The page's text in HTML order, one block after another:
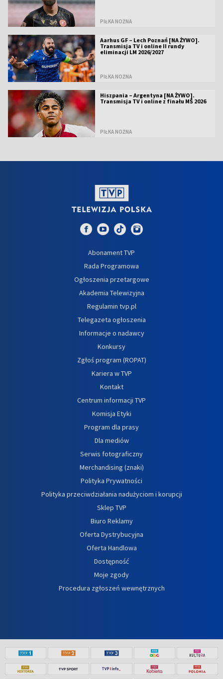
PIŁKA NOŻNA
Aarhus GF – Lech Poznań [NA ŻYWO].
Transmisja TV i online II rundy
eliminacji LM 2026/2027
PIŁKA NOŻNA
Hiszpania – Argentyna [NA ŻYWO].
Transmisja TV i online z finału MŚ 2026
PIŁKA NOŻNA
Abonament TVP
Rada Programowa
Ogłoszenia przetargowe
Akademia Telewizyjna
Regulamin tvp.pl
Telegazeta ogłoszenia
Informacje o nadawcy
Konkursy
Zgłoś program (ROPAT)
Kariera w TVP
Kontakt
Centrum informacji TVP
Komisja Etyki
Program dla prasy
Dla mediów
Serwis fotograficzny
Merchandising (znaki)
Polityka Prywatności
Polityka przeciwdziałania nadużyciom i korupcji
Sklep TVP
Biuro Reklamy
Oferta Dystrybucyjna
Oferta Handlowa
Dostępność
Moje zgody
Procedura zgłoszeń wewnętrznych